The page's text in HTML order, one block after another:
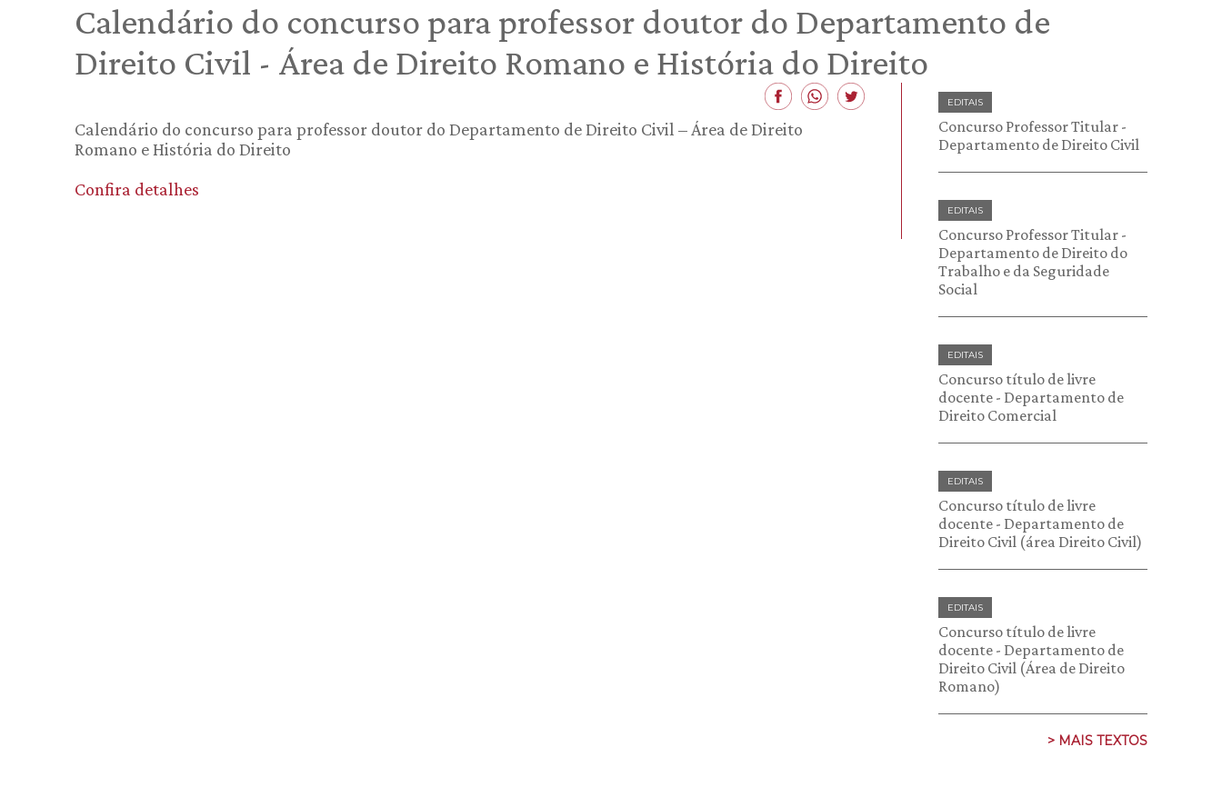
Calendário do concurso para professor doutor do Departamento de
Direito Civil - Área de Direito Romano e História do Direito
Calendário do concurso para professor doutor do Departamento de Direito Civil – Área de Direito
Romano e História do Direito
Confira detalhes
EDITAIS
Concurso Professor Titular -
Departamento de Direito Civil
EDITAIS
Concurso Professor Titular -
Departamento de Direito do
Trabalho e da Seguridade
Social
EDITAIS
Concurso título de livre
docente - Departamento de
Direito Comercial
EDITAIS
Concurso título de livre
docente - Departamento de
Direito Civil (área Direito Civil)
EDITAIS
Concurso título de livre
docente - Departamento de
Direito Civil (Área de Direito
Romano)
> MAIS TEXTOS